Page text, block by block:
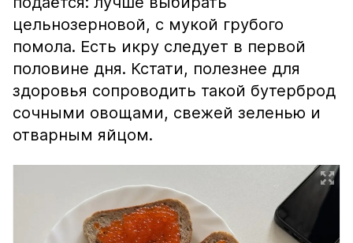
цельнозерновой, с мукой грубого
помола. Есть икру следует в первой
половине дня. Кстати, полезнее для
здоровья сопроводить такой бутерброд
сочными овощами, свежей зеленью и
отварным яйцом.